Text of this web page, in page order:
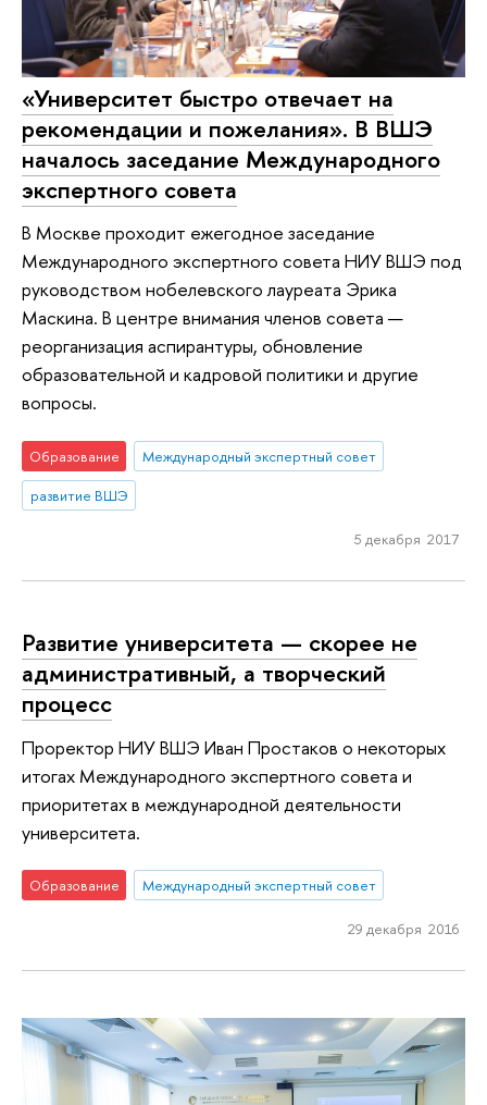
«Университет быстро отвечает на
рекомендации и пожелания». В ВШЭ
началось заседание Международного
экспертного совета
В Москве проходит ежегодное заседание
Международного экспертного совета НИУ ВШЭ под
руководством нобелевского лауреата Эрика
Маскина. В центре внимания членов совета —
реорганизация аспирантуры, обновление
образовательной и кадровой политики и другие
вопросы.
Образование
Международный экспертный совет
развитие ВШЭ
5 декабря 2017
Развитие университета — скорее не
административный, а творческий
процесс
Проректор НИУ ВШЭ Иван Простаков о некоторых
итогах Международного экспертного совета и
приоритетах в международной деятельности
университета.
Образование Международный экспертный совет
29 декабря 2016